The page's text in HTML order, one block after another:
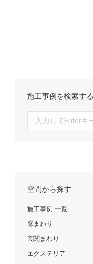
施工事例を検索する
空間から探す
施工事例 一覧
窓まわり
玄関まわり
エクステリア